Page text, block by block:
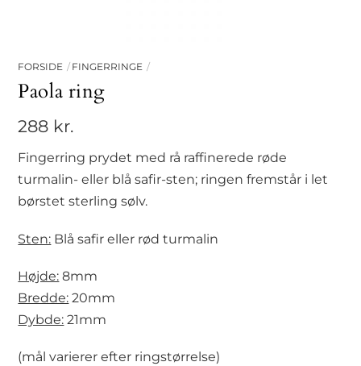
FORSIDE FINGERRINGE
Paola ring
288 kr.
Fingerring prydet med rå raffinerede røde
turmalin- eller blå safir-sten; ringen fremstår i let
børstet sterling sølv.
Sten: Blå safir eller rød turmalin
Højde: 8mm
Bredde: 20mm
Dybde: 21mm
(mål varierer efter ringstørrelse)